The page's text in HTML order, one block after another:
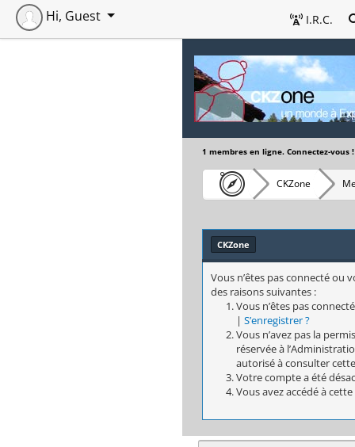
I.R.C.
Hi, Guest
1 membres en ligne. Connectez-vous !
CKZone
CKZone
Vous n’êtes pas connecté ou
des raisons suivantes :
Vous n’êtes pas
| S’enregistrer ?
Vous n’avez pas la
réservée à
autorisé à consulter
Votre compte a été
Vous avez accédé à